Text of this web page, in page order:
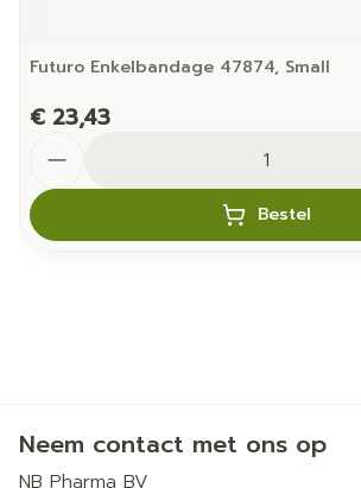
Futuro Enkelbandage 47874, Small
€ 23,43
Bestel
Neem contact met ons op
NB Pharma BV